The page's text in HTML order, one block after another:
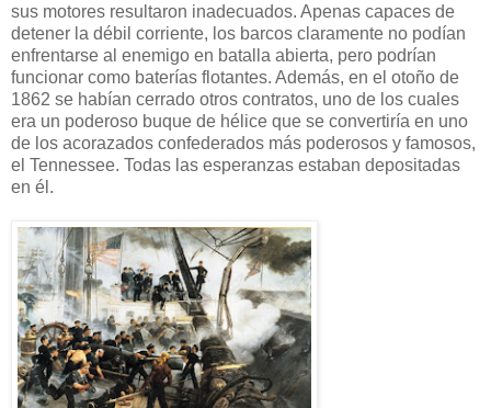
sus motores resultaron inadecuados. Apenas capaces de
detener la débil corriente, los barcos claramente no podían
enfrentarse al enemigo en batalla abierta, pero podrían
funcionar como baterías flotantes. Además, en el otoño de
1862 se habían cerrado otros contratos, uno de los cuales
era un poderoso buque de hélice que se convertiría en uno
de los acorazados confederados más poderosos y famosos,
el Tennessee. Todas las esperanzas estaban depositadas
en él.